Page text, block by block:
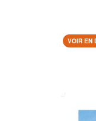
VOIR EN